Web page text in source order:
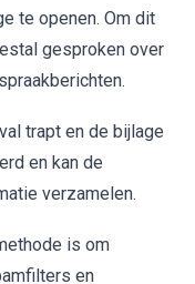
te openen. Om dit
gesproken over
trapt en de bijlage
en kan de
verzamelen.
is om
en